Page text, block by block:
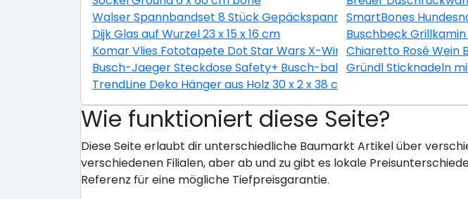
Walser Spannbandset 8 Stück Gepäckspanner 8 teilig
SmartBones
Dijk Glas auf Wurzel 23 x 15 x 16 cm
Buschbeck Grillkamin
Komar Vlies Fototapete Dot Star Wars X-Wing Ø 128 cm
Chiaretto Rosé Wein
Busch-Jaeger Steckdose Safety+ Busch-balance® SI, alpinweiß, 20
Gründl Sticknadeln
TrendLine Deko Hänger aus Holz 30 x 2 x 38 cm
Wie funktioniert diese Seite?
Diese Seite erlaubt dir unterschiedliche Baumarkt Artikel über
verschiedenen Filialen, aber ab und zu gibt es lokale
Referenz für eine mögliche Tiefpreisgarantie.